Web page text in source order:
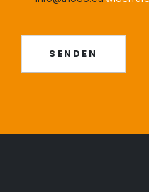
SENDEN